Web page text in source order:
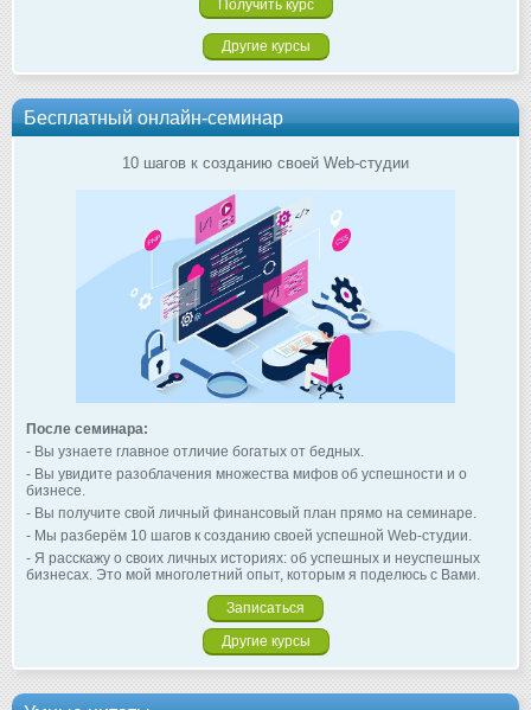
Другие курсы
Бесплатный онлайн-семинар
10 шагов к созданию своей Web-студии
После семинара:
- Вы узнаете главное отличие богатых от бедных.
- Вы увидите разоблачения множества мифов об успешности и о
бизнесе.
- Вы получите свой личный финансовый план прямо на семинаре.
- Мы разберём 10 шагов к созданию своей успешной Web-студии.
- Я расскажу о своих личных историях: об успешных и неуспешных
бизнесах. Это мой многолетний опыт, которым я поделюсь с Вами.
Записаться
Другие курсы